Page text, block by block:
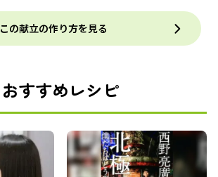
この献立の作り方を見る
おすすめレシピ